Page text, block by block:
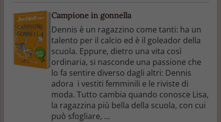
Campione in gonnella
Dennis è un ragazzino come tanti: ha un
talento per il calcio ed è il goleador della
scuola. Eppure, dietro una vita così
ordinaria, si nasconde una passione che
lo fa sentire diverso dagli altri: Dennis
adora i vestiti femminili e le riviste di
moda. Tutto cambia quando conosce Lisa,
la ragazzina più bella della scuola, con cui
può sfogliare, ...